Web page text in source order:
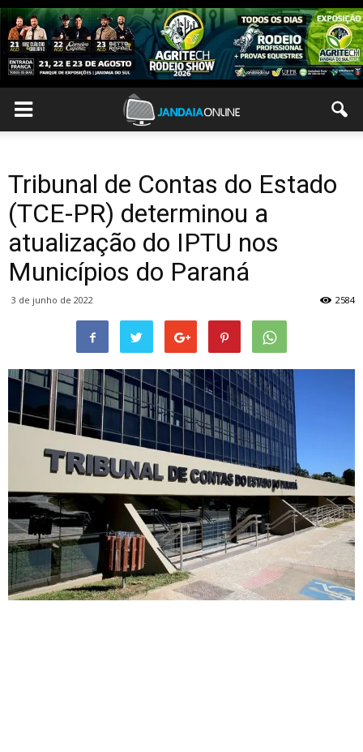
Tribunal de Contas do Estado
(TCE-PR) determinou a
atualização do IPTU nos
Municípios do Paraná
3 de junho de 2022 2584